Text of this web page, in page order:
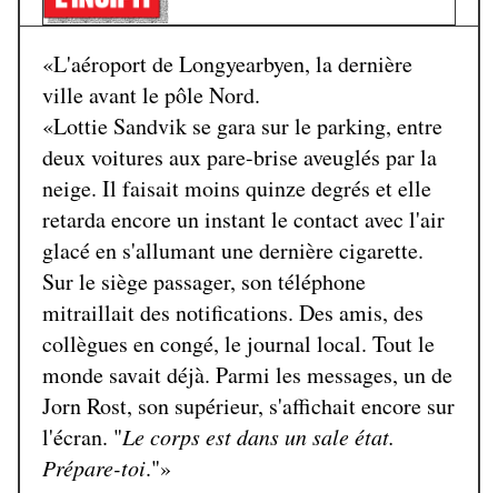
«L'aéroport de Longyearbyen, la dernière
ville avant le pôle Nord.
«Lottie Sandvik se gara sur le parking, entre
deux voitures aux pare-brise aveuglés par la
neige. Il faisait moins quinze degrés et elle
retarda encore un instant le contact avec l'air
glacé en s'allumant une dernière cigarette.
Sur le siège passager, son téléphone
mitraillait des notifications. Des amis, des
collègues en congé, le journal local. Tout le
monde savait déjà. Parmi les messages, un de
Jorn Rost, son supérieur, s'affichait encore sur
l'écran. "Le corps est dans un sale état.
Prépare-toi."»